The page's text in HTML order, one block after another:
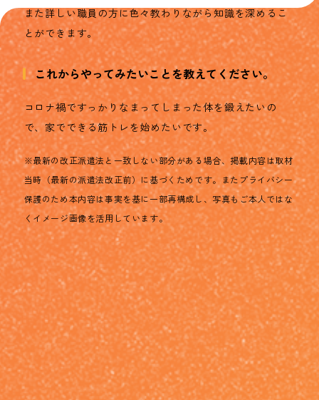
また詳しい職員の方に色々教わりながら知識を深めるこ
とができます。
これからやってみたいことを教えてください。
コロナ禍ですっかりなまってしまった体を鍛えたいの
で、家でできる筋トレを始めたいです。
※最新の改正派遣法と一致しない部分がある場合、掲載内容は取材
当時（最新の派遣法改正前）に基づくためです。またプライバシー
保護のため本内容は事実を基に一部再構成し、写真もご本人ではな
くイメージ画像を活用しています。